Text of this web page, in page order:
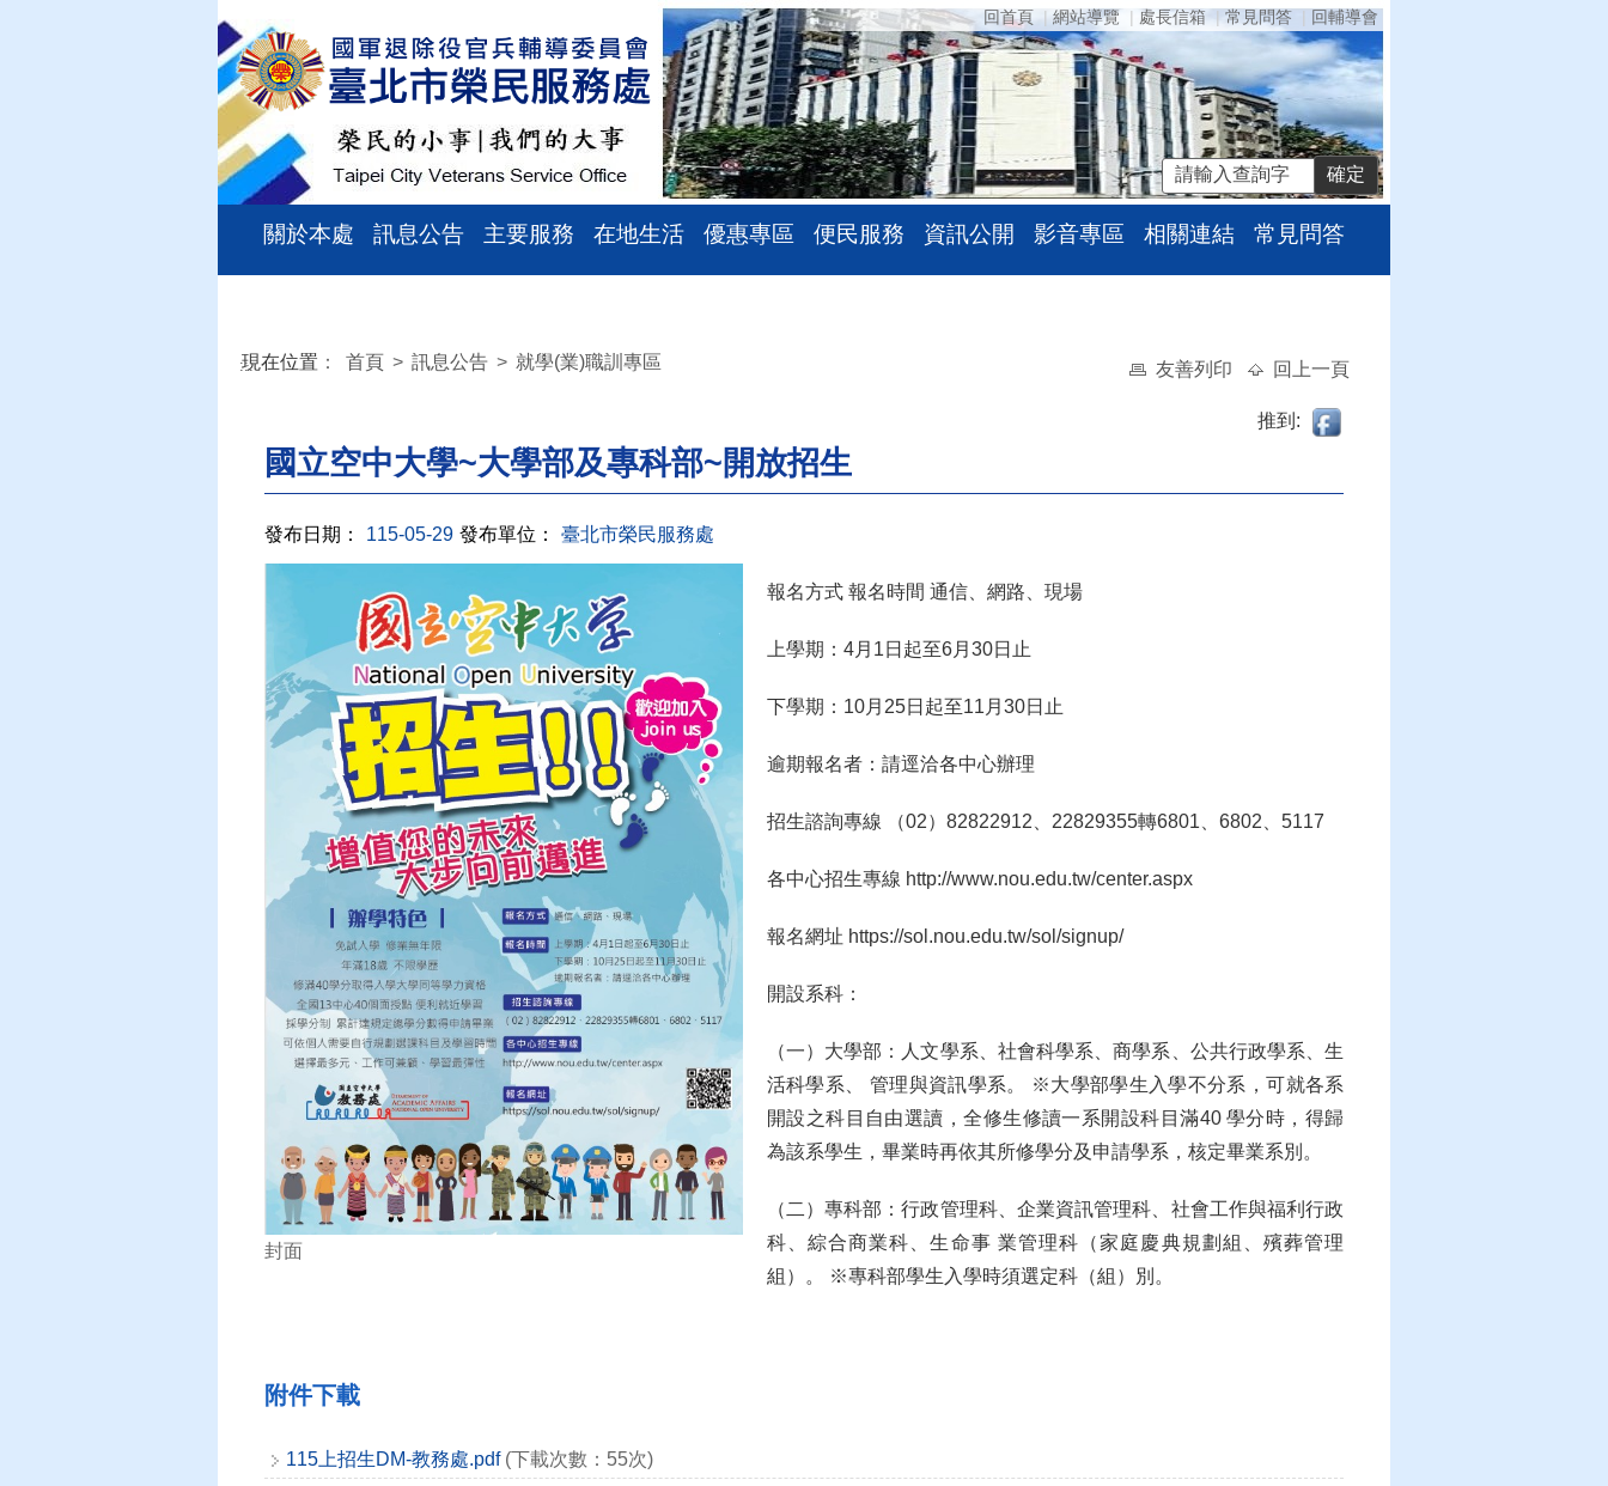
回首頁 網站導覽 處長信箱 常見問答 回輔導會
關於本處 訊息公告 主要服務 在地生活 優惠專區 便民服務 資訊公開 影音專區 相關連結 常見問答
:::
現在位置 ： 首頁 > 訊息公告 > 就學(業)職訓專區 友善列印 回上一頁
推到:
國立空中大學~大學部及專科部~開放招生
發布日期： 115-05-29 發布單位： 臺北市榮民服務處
封面
報名方式 報名時間 通信、網路、現場
上學期：4月1日起至6月30日止
下學期：10月25日起至11月30日止
逾期報名者：請逕洽各中心辦理
招生諮詢專線 （02）82822912、22829355轉6801、6802、5117
各中心招生專線 http://www.nou.edu.tw/center.aspx
報名網址 https://sol.nou.edu.tw/sol/signup/
開設系科：
（一）大學部：人文學系、社會科學系、商學系、公共行政學系、生
活科學系、 管理與資訊學系。 ※大學部學生入學不分系，可就各系
開設之科目自由選讀，全修生修讀一系開設科目滿40 學分時，得歸
為該系學生，畢業時再依其所修學分及申請學系，核定畢業系別。
（二）專科部：行政管理科、企業資訊管理科、社會工作與福利行政
科、綜合商業科、生命事 業管理科（家庭慶典規劃組、殯葬管理
組）。 ※專科部學生入學時須選定科（組）別。
附件下載
115上招生DM-教務處.pdf(下載次數：55次)